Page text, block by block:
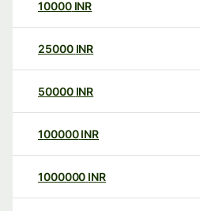
10000 INR
25000 INR
50000 INR
100000 INR
1000000 INR